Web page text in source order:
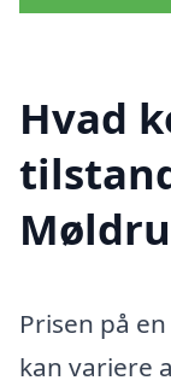
Hvad
Prisen på
kan variere